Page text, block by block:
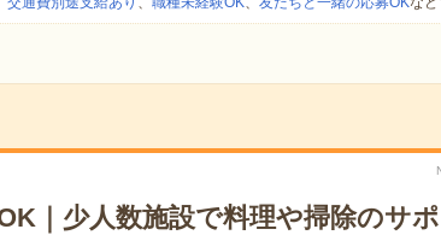
｜少人数施設で料理や掃除のサ